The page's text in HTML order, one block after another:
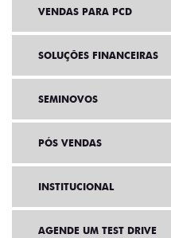
VENDAS PARA PCD
SOLUÇÕES FINANCEIRAS
SEMINOVOS
PÓS VENDAS
INSTITUCIONAL
AGENDE UM TEST DRIVE